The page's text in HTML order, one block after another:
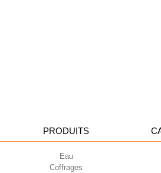
PRODUITS
Eau
Coffrages